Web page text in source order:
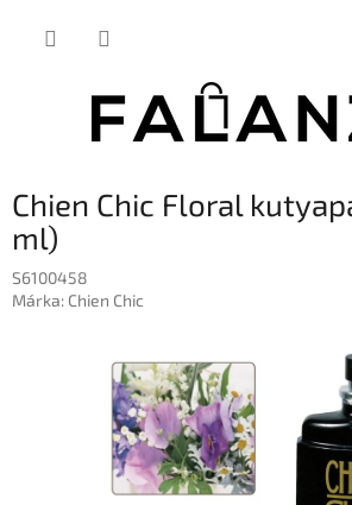
Chien Chic Floral
ml)
S6100458
Márka: Chien Chic